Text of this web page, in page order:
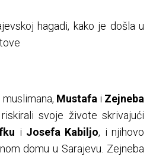
Mustafai Zejneba
svoje živote skrivajući
i Josefa Kabiljo, i njihovo
domu u Sarajevu. Zejneba